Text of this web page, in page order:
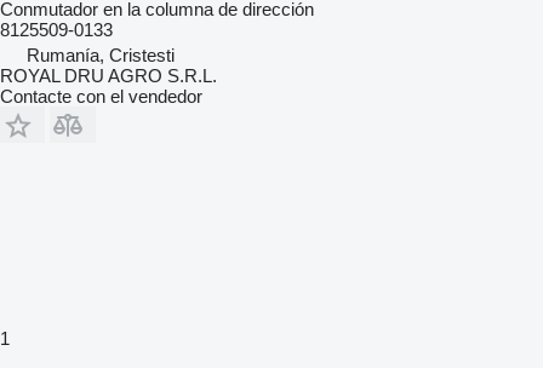
Conmutador en la columna de dirección
8125509-0133
Rumanía, Cristesti
ROYAL DRU AGRO S.R.L.
Contacte con el vendedor
1